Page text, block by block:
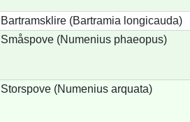
Bartramsklire (Bartramia longicauda)
Småspove (Numenius phaeopus)
Storspove (Numenius arquata)